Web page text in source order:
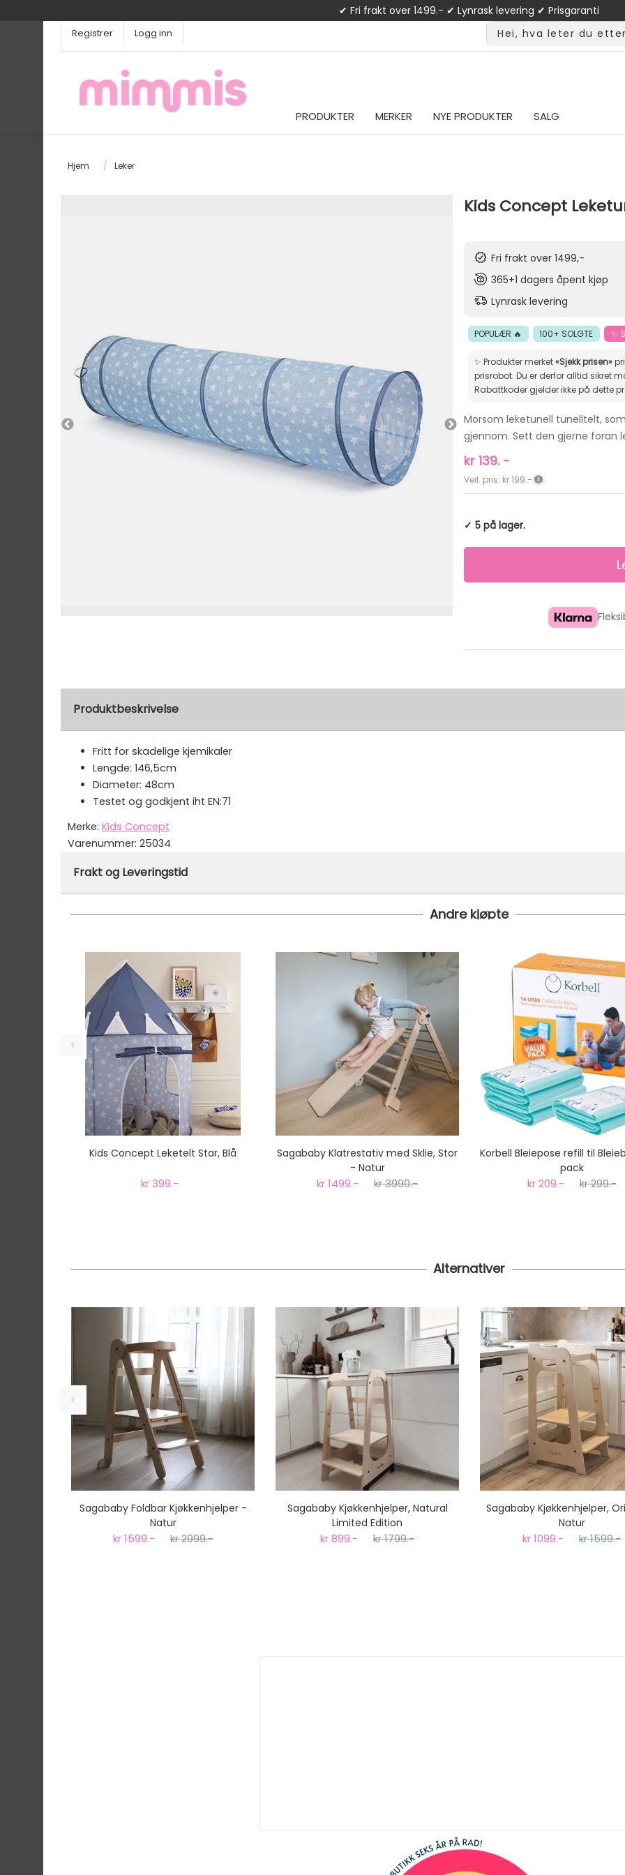
✔ Fri frakt over 1499.- ✔ Lynrask levering ✔ Prisgaranti
Registrer Logg inn
PRODUKTER MERKER NYE PRODUKTER SALG
Hjem / Leker
Kids Concept
Fri frakt over 1499,-
365+1 dagers åpent kjøp
Lynrask levering
POPULÆR 🔥 100+ SOLGTE ✨
✨ Produkter merket«Sjekk prisen»
prisrobot. Du er derfor alltid sikret markedets beste pris.
Rabattkoder gjelder ikke på dette
Morsom leketunell tunelltelt,
gjennom. Sett den gjerne foran
kr 139.-
Veil. pris: kr 199.-
✓ 5 på lager.
Produktbeskrivelse
Fritt for skadelige kjemikaler
Lengde: 146,5cm
Diameter: 48cm
Testet og godkjent iht EN:71
Merke: Kids Concept
Varenummer: 25034
Frakt og Leveringstid
På lager hos oss - klar for utsendelse innen 24 timer
Gjennomsnittlig leveringstid hos Mimmis er en til tre dager fra bestilling til levering.
Vi har fri retur ved bytte.
Andre kjøpte
Kids Concept Leketelt Star, Blå
kr 399.-
Sagababy Klatrestativ med Sklie, Stor
- Natur
kr 1499.- kr 3990.-
Korbell Bleiepose refill til
pack
kr 209.- kr 299.-
Alternativer
Sagababy Foldbar Kjøkkenhjelper -
Natur
kr 1599.- kr 2999.-
Sagababy Kjøkkenhjelper, Natural
Limited Edition
kr 899.- kr 1799.-
Sagababy Kjøkkenhjelper,
Natur
kr 1099.- kr 1599.-